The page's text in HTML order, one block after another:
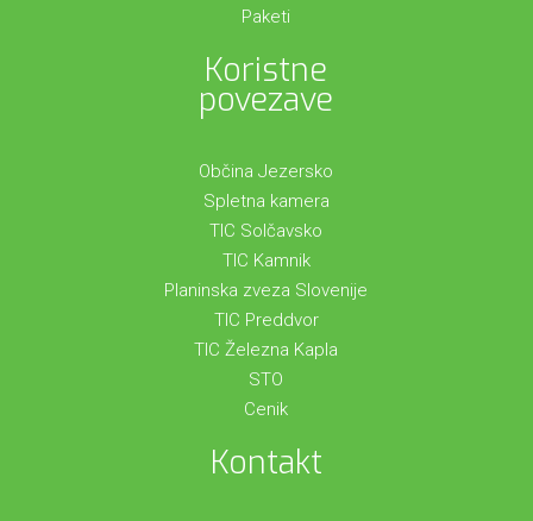
Paketi
Koristne
povezave
Občina Jezersko
Spletna kamera
TIC Solčavsko
TIC Kamnik
Planinska zveza Slovenije
TIC Preddvor
TIC Železna Kapla
STO
Cenik
Kontakt